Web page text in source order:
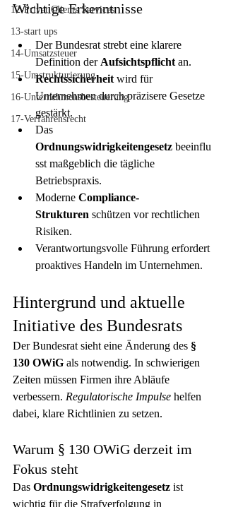
12-Privat Clients Services
13-start ups
14-Umsatzsteuer
15-Umstrukturierung
16-Unternehmensbesteuerung
17-Verfahrensrecht
Wichtige Erkenntnisse
Der Bundesrat strebt eine klarere
Definition der Aufsichtspflicht an.
Rechtssicherheit wird für
Unternehmen durch präzisere Gesetze
gestärkt.
Das
Ordnungswidrigkeitengesetz beeinflu
sst maßgeblich die tägliche
Betriebspraxis.
Moderne Compliance-
Strukturen schützen vor rechtlichen
Risiken.
Verantwortungsvolle Führung erfordert
proaktives Handeln im Unternehmen.
Hintergrund und aktuelle
Initiative des Bundesrats
Der Bundesrat sieht eine Änderung des §
130 OWiG als notwendig. In schwierigen
Zeiten müssen Firmen ihre Abläufe
verbessern. Regulatorische Impulse helfen
dabei, klare Richtlinien zu setzen.
Warum § 130 OWiG derzeit im
Fokus steht
Das Ordnungswidrigkeitengesetz ist
wichtig für die Strafverfolgung in